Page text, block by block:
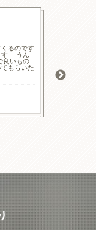
るのです
す うん
良いもの
もらいた